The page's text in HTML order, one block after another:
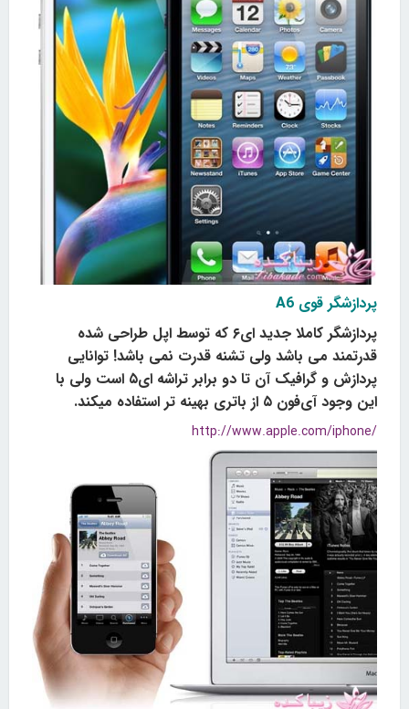
پردازشگر قوی A6
پردازشگر کاملا جدید ای۶ که توسط اپل طراحی شده
قدرتمند می باشد ولی تشنه قدرت نمی باشد! توانایی
پردازش و گرافیک آن تا دو برابر تراشه ای۵ است ولی با
این وجود آی‌فون ۵ از باتری بهینه تر استفاده میکند.
http://www.apple.com/iphone/